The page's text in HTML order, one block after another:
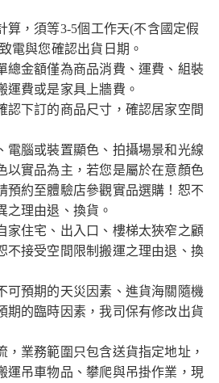
算，須等3-5個工作天(不含國定假
電與您確認出貨日期。
總金額僅為商品消費、運費、組裝
運費或是家具上牆費。
認下訂的商品尺寸，確認居家空間
電腦或裝置顯色、拍攝場景和光線
以實品為主，若您是屬於在意顏色
預約至體驗店參觀實品選購！恕不
之理由退、換貨。
家住宅、出入口、樓梯太狹窄之顧
不接受空間限制搬運之理由退、換
可預期的天災因素、進貨海關隨機
期的臨時因素，我司保有修改出貨
，業務範圍只包含送貨指定地址，
運吊車物品、攀爬與吊掛作業，現